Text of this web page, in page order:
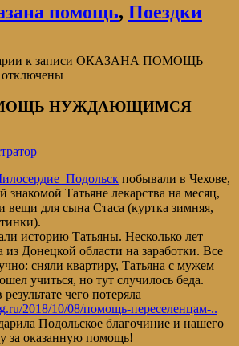
помощь, Поездки
к записи ОКАЗАНА ПОМОЩЬ
отключены
НУЖДАЮЩИМСЯ
побывали в Чехове,
знакомой Татьяне лекарства на месяц,
вещи для сына Стаса (куртка зимняя,
историю Татьяны. Несколько лет
из Донецкой области на заработки. Все
сняли квартиру, Татьяна с мужем
учиться, но тут случилось беда.
чего потеряла
2018/10/08/помощь-переселенцам-..
Подольское благочиние и нашего
за оказанную помощь!